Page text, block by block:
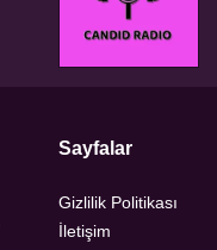
Sayfalar
Gizlilik Politikası
İletişim